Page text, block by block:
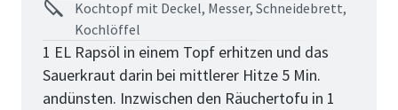
Kochtopf mit Deckel, Messer, Schneidebrett,
Kochlöffel
1 EL Rapsöl in einem Topf erhitzen und das
Sauerkraut darin bei mittlerer Hitze 5 Min.
andünsten. Inzwischen den Räuchertofu in 1